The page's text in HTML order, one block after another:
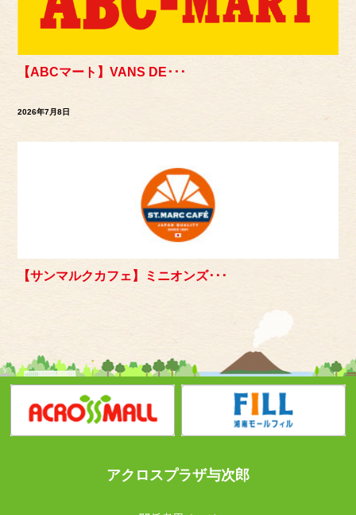
【ABCマート】VANS DE･･･
2026年7月8日
【サンマルクカフェ】ミニオンズ･･･
アクロスプラザ与次郎